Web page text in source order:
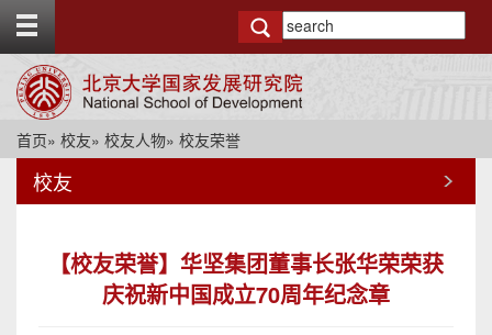
g
o
首页» 校友» 校友人物» 校友荣誉
校友
【校友荣誉】华坚集团董事长张华荣荣获
庆祝新中国成立70周年纪念章